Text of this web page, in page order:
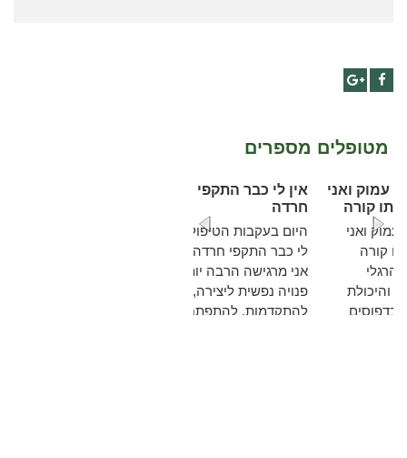
מטופלים מספרים
אין לי כבר התקפי
חרדה
היום בעקבות הטיפול אין
לי כבר התקפי חרדה.
אני מרגישה הרבה יותר
פנויה נפשית ליצירה,
להתקדמות, להתפתחות
הוא עמוק ואני
אותו קורה
הוא עמוק ואני
אותו קורה
על הרגלי
שלי והיכולת
בדפוסים